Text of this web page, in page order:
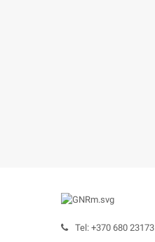
Tel: +370 680 23173